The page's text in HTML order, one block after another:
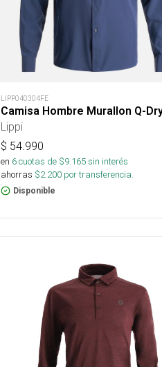
LIPP040304FE
Camisa Hombre Murallon Q-
Lippi
$ 54.990
en 6cuotas de $9.165sin interés
ahorras $2.200por transferencia.
Disponible